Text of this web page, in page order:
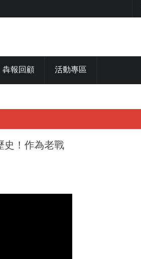
犇報回顧 活動專區
史！作為老戰